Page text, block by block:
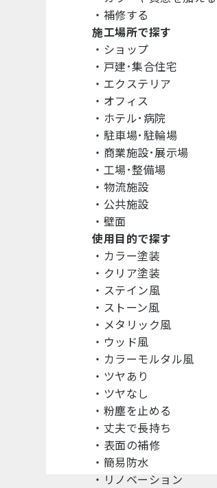
・ 補修する
施工場所で探す
・ ショップ
・ 戸建･集合住宅
・ エクステリア
・ オフィス
・ ホテル･病院
・ 駐車場･駐輪場
・ 商業施設･展示場
・ 工場･整備場
・ 物流施設
・ 公共施設
・ 壁面
使用目的で探す
・ カラー塗装
・ クリア塗装
・ ステイン風
・ ストーン風
・ メタリック風
・ ウッド風
・ カラーモルタル風
・ ツヤあり
・ ツヤなし
・ 粉塵を止める
・ 丈夫で長持ち
・ 表面の補修
・ 簡易防水
・ リノベーション